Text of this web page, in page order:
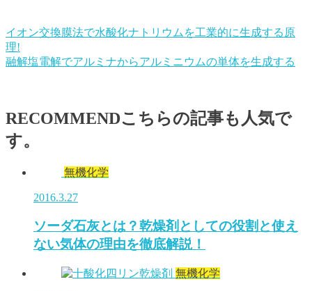
イオン交換膜法で水酸化ナトリウムを工業的に生成する原
理!
融解塩電解でアルミナからアルミニウムの単体を生成する
RECOMMENDこちらの記事も人気で
す。
無機化学
2016.3.27
ソーダ石灰とは？乾燥剤としての役割と使え
ない気体の理由を徹底解説！
無機化学